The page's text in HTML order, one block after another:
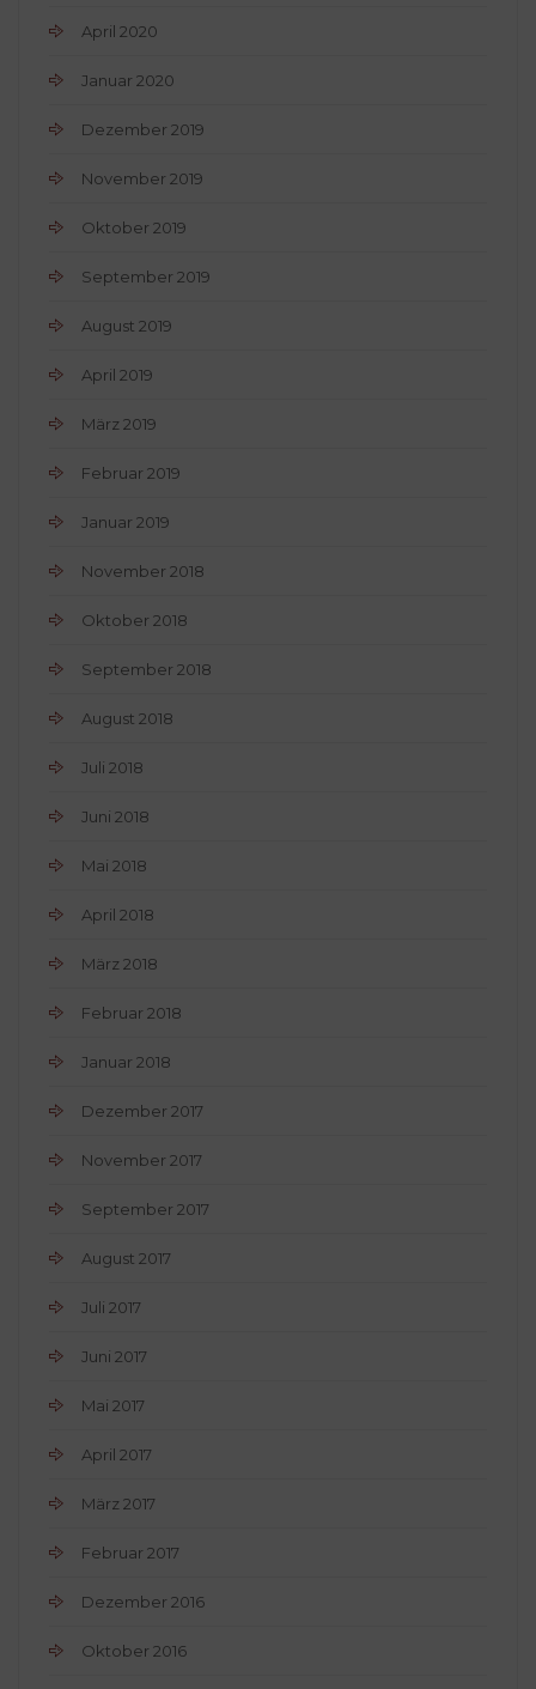
April 2020
Januar 2020
Dezember 2019
November 2019
Oktober 2019
September 2019
August 2019
April 2019
März 2019
Februar 2019
Januar 2019
November 2018
Oktober 2018
September 2018
August 2018
Juli 2018
Juni 2018
Mai 2018
April 2018
März 2018
Februar 2018
Januar 2018
Dezember 2017
November 2017
September 2017
August 2017
Juli 2017
Juni 2017
Mai 2017
April 2017
März 2017
Februar 2017
Dezember 2016
Oktober 2016